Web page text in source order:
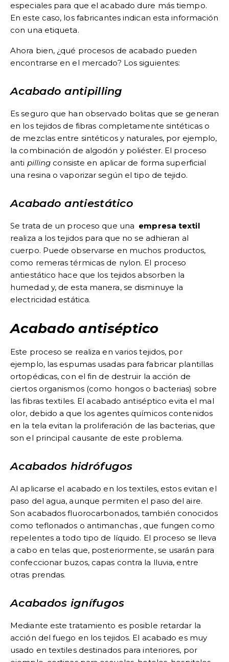
especiales para que el acabado dure más tiempo.
En este caso, los fabricantes indican esta información
con una etiqueta.
Ahora bien, ¿qué procesos de acabado pueden
encontrarse en el mercado? Los siguientes:
Acabado antipilling
Es seguro que han observado bolitas que se generan
en los tejidos de fibras completamente sintéticas o
de mezclas entre sintéticos y naturales, por ejemplo,
la combinación de algodón y poliéster. El proceso
anti pilling consiste en aplicar de forma superficial
una resina o vaporizar según el tipo de tejido.
Acabado antiestático
Se trata de un proceso que una empresa textil
realiza a los tejidos para que no se adhieran al
cuerpo. Puede observarse en muchos productos,
como remeras térmicas de nylon. El proceso
antiestático hace que los tejidos absorben la
humedad y, de esta manera, se disminuye la
electricidad estática.
Acabado antiséptico
Este proceso se realiza en varios tejidos, por
ejemplo, las espumas usadas para fabricar plantillas
ortopédicas, con el fin de destruir la acción de
ciertos organismos (como hongos o bacterias) sobre
las fibras textiles. El acabado antiséptico evita el mal
olor, debido a que los agentes químicos contenidos
en la tela evitan la proliferación de las bacterias, que
son el principal causante de este problema.
Acabados hidrófugos
Al aplicarse el acabado en los textiles, estos evitan el
paso del agua, aunque permiten el paso del aire.
Son acabados fluorocarbonados, también conocidos
como teflonados o antimanchas , que fungen como
repelentes a todo tipo de líquido. El proceso se lleva
a cabo en telas que, posteriormente, se usarán para
confeccionar buzos, capas contra la lluvia, entre
otras prendas.
Acabados ignífugos
Mediante este tratamiento es posible retardar la
acción del fuego en los tejidos. El acabado es muy
usado en textiles destinados para interiores, por